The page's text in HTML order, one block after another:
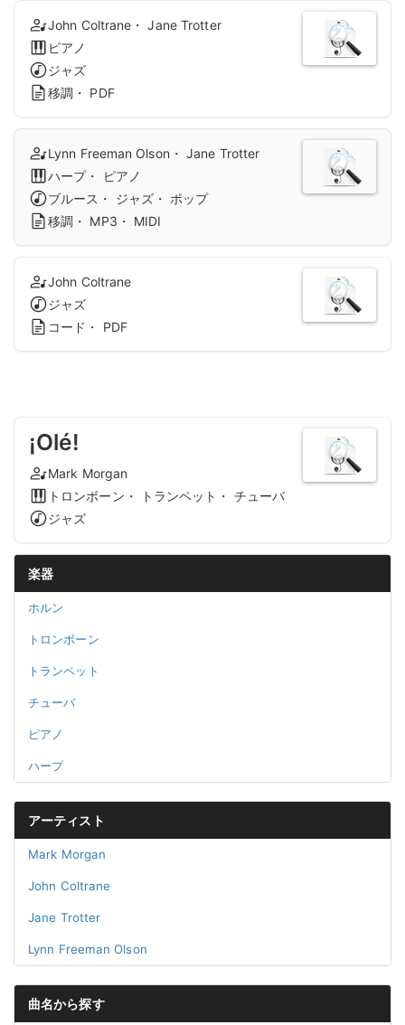
John Coltrane・ Jane Trotter
ピアノ
ジャズ
移調・ PDF
Lynn Freeman Olson・ Jane Trotter
ハープ・ ピアノ
ブルース・ ジャズ・ ポップ
移調・ MP3・ MIDI
John Coltrane
ジャズ
コード・ PDF
¡Olé!
Mark Morgan
トロンボーン・ トランペット・ チューバ
ジャズ
楽器
ホルン
トロンボーン
トランペット
チューバ
ピアノ
ハープ
アーティスト
Mark Morgan
John Coltrane
Jane Trotter
Lynn Freeman Olson
曲名から探す